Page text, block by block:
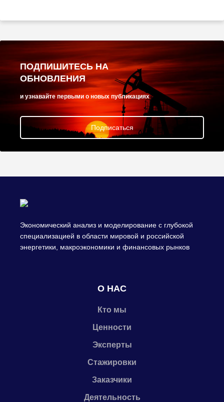
ПОДПИШИТЕСЬ НА
ОБНОВЛЕНИЯ
и узнавайте первыми о новых публикациях
Подписаться
Экономический анализ и моделирование с глубокой
специализацией в области мировой и российской
энергетики, макроэкономики и финансовых рынков
О НАС
Кто мы
Ценности
Эксперты
Стажировки
Заказчики
Деятельность